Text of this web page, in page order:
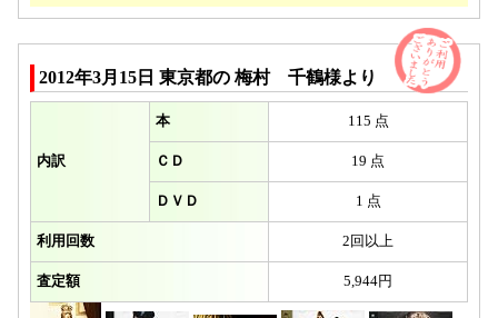
2012年3月15日 東京都の 梅村 千鶴様より
内訳
本 115 点
ＣＤ 19 点
ＤＶＤ 1 点
利用回数 2回以上
査定額 5,944円